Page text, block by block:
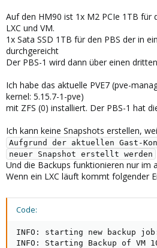
Auf den HM90 ist 1x M2 PCIe 1TB
LXC und VM.
1x Sata SSD 1TB für den PBS der in
durchgereicht
Der PBS-1 wird dann über einen
Ich habe das aktuelle PVE7 (pve-
kernel: 5.15.7-1-pve)
mit ZFS (0) installiert. Der PBS-1 hat
Ich kann keine Snapshots erstellen,
Aufgrund der aktuellen Gast-
neuer Snapshot erstellt werden
Und die Backups funktionieren nur im
Wenn ein LXC läuft kommt folgender
Code:
INFO: starting new backup
INFO: Starting Backup of VM